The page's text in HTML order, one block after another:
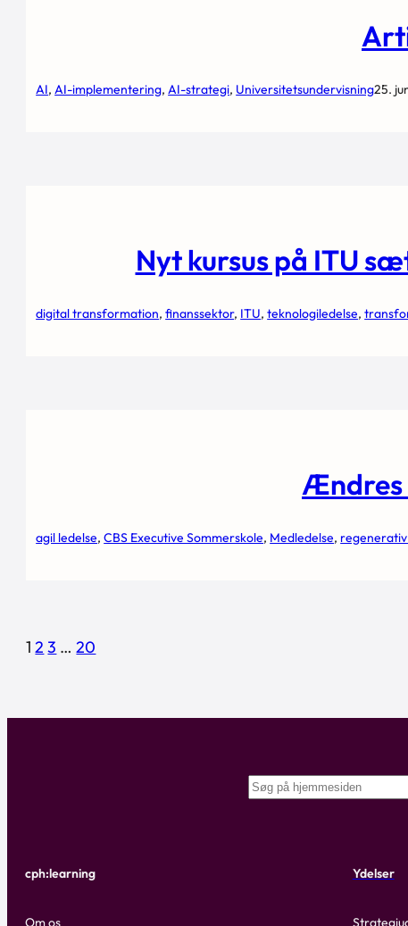
AI, AI-implementering, AI-strategi, Universitetsundervisning25.
Nyt kursus på ITU
digital transformation, finanssektor, ITU, teknologiledelse,
Ændres
agil ledelse, CBS Executive Sommerskole, Medledelse, regenerativ
1 2 3 … 20
cph:learning
Om os
Ydelser